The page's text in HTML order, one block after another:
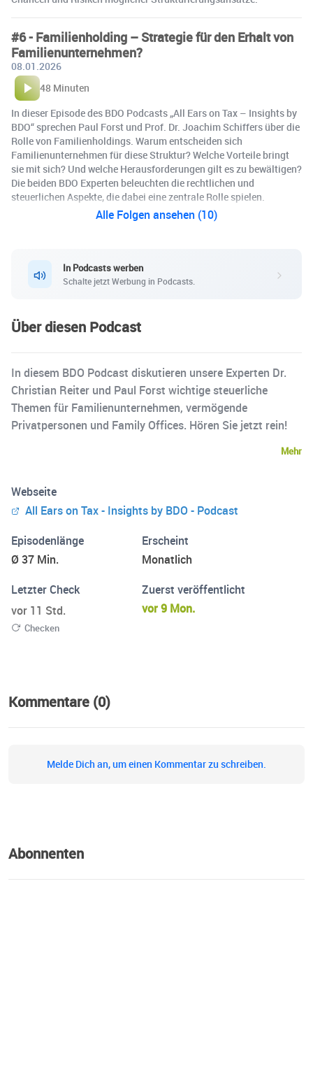
#6 - Familienholding – Strategie für den Erhalt von
Familienunternehmen?
08.01.2026
48 Minuten
In dieser Episode des BDO Podcasts „All Ears on Tax – Insights by
BDO“ sprechen Paul Forst und Prof. Dr. Joachim Schiffers über die
Rolle von Familienholdings. Warum entscheiden sich
Familienunternehmen für diese Struktur? Welche Vorteile bringt
sie mit sich? Und welche Herausforderungen gilt es zu bewältigen?
Die beiden BDO Experten beleuchten die rechtlichen und
steuerlichen Aspekte, die dabei eine zentrale Rolle spielen.
Alle Folgen ansehen (10)
In Podcasts werben
Schalte jetzt Werbung in Podcasts.
Über diesen Podcast
In diesem BDO Podcast diskutieren unsere Experten Dr.
Christian Reiter und Paul Forst wichtige steuerliche
Themen für Familienunternehmen, vermögende
Privatpersonen und Family Offices. Hören Sie jetzt rein!
Mehr
Webseite
All Ears on Tax - Insights by BDO - Podcast
Episodenlänge
Ø 37 Min.
Erscheint
Monatlich
Letzter Check
vor 11 Std.
Checken
Zuerst veröffentlicht
vor 9 Mon.
Kommentare (0)
Melde Dich an, um einen Kommentar zu schreiben.
Abonnenten